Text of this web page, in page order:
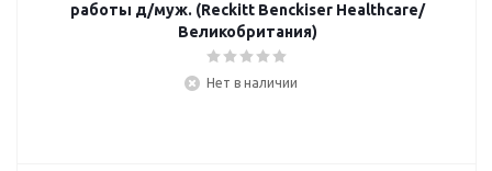
работы д/муж. (Reckitt Benckiser Healthcare/
Великобритания)
Нет в наличии